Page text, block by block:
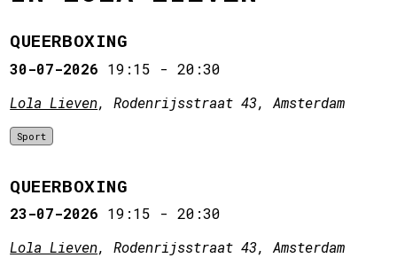
QUEERBOXING
30-07-2026 19:15 -20:30
Lola Lieven, Rodenrijsstraat 43, Amsterdam
Sport
QUEERBOXING
23-07-2026 19:15 -20:30
Lola Lieven, Rodenrijsstraat 43, Amsterdam